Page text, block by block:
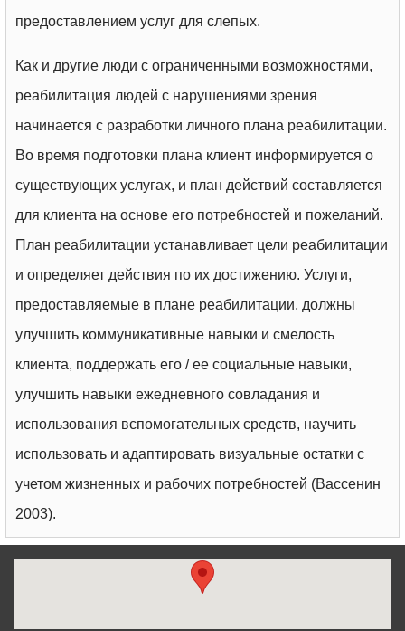
предоставлением услуг для слепых.
Как и другие люди с ограниченными возможностями,
реабилитация людей с нарушениями зрения
начинается с разработки личного плана реабилитации.
Во время подготовки плана клиент информируется о
существующих услугах, и план действий составляется
для клиента на основе его потребностей и пожеланий.
План реабилитации устанавливает цели реабилитации
и определяет действия по их достижению. Услуги,
предоставляемые в плане реабилитации, должны
улучшить коммуникативные навыки и смелость
клиента, поддержать его / ее социальные навыки,
улучшить навыки ежедневного совладания и
использования вспомогательных средств, научить
использовать и адаптировать визуальные остатки с
учетом жизненных и рабочих потребностей (Вассенин
2003).